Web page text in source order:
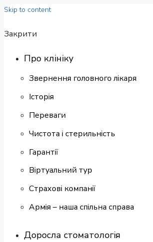
Skip to content
Закрити
Про клініку
Звернення головного лікаря
Історія
Переваги
Чистота і стерильність
Гарантії
Віртуальний тур
Страхові компанії
Армія – наша спільна справа
Доросла стоматологія